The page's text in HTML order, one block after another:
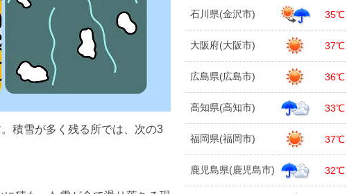
積雪が多く残る所では、次の3
石川県(金沢市) 35℃
大阪府(大阪市) 37℃
広島県(広島市) 36℃
高知県(高知市) 33℃
福岡県(福岡市) 37℃
鹿児島県(鹿児島市) 32℃